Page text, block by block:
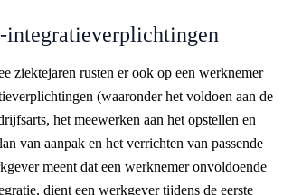
integratieverplichtingen
ziektejaren rusten er ook op een werknemer
(waaronder het voldoen aan de
het meewerken aan het opstellen en
van aanpak en het verrichten van passende
meent dat een werknemer onvoldoende
dient een werkgever tijdens de eerste